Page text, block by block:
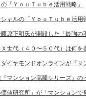
「ＹｏｕＴｕｂｅ活用戦略」
ャルの「ＹｏｕＴｕｂｅ活用
原正明氏が開設した「最強の
世代（４０〜５０代）は何を
イヤモンドオンラインが『マ
マンション高騰シリーズ』の
値研究所」が「マンションで